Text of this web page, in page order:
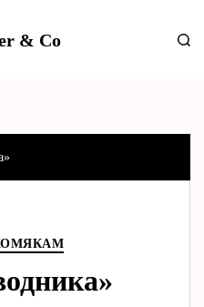
& Co